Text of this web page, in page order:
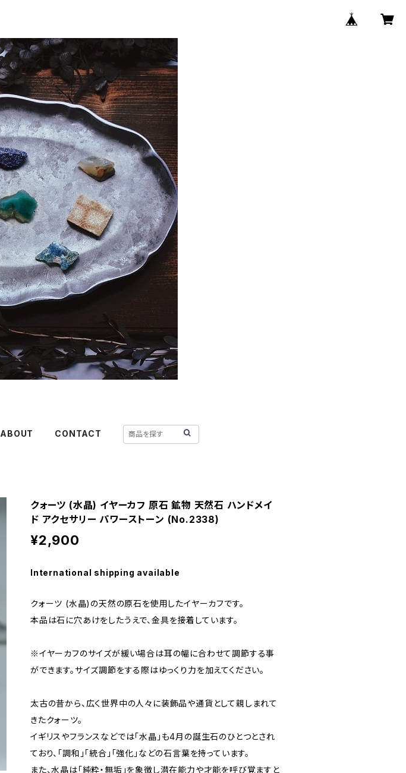
ABOUT CONTACT
クォーツ (水晶) イヤーカフ 原石 鉱物 天然石 ハンドメイ
ド アクセサリー パワーストーン (No.2338)
¥2,900
International shipping available
クォーツ (水晶)の天然の原石を使用したイヤーカフです。
本品は石に穴あけをしたうえで、金具を接着しています。
※イヤーカフのサイズが緩い場合は耳の幅に合わせて調節する事
ができます。サイズ調節をする際はゆっくり力を加えてください。
太古の昔から、広く世界中の人々に装飾品や通貨として親しまれて
きたクォーツ。
イギリスやフランスなどでは「水晶」も4月の誕生石のひとつとされ
ており、「調和」「統合」「強化」などの石言葉を持っています。
また、水晶は「純粋・無垢」を象徴し潜在能力や才能を呼び覚ますと